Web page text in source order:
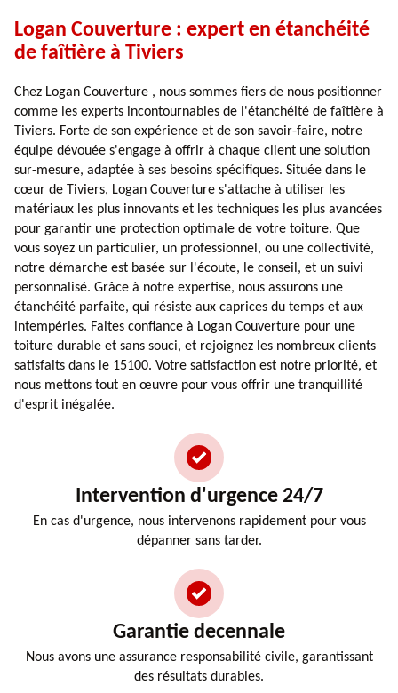
Logan Couverture : expert en étanchéité
de faîtière à Tiviers
Chez Logan Couverture , nous sommes fiers de nous positionner
comme les experts incontournables de l'étanchéité de faîtière à
Tiviers. Forte de son expérience et de son savoir-faire, notre
équipe dévouée s'engage à offrir à chaque client une solution
sur-mesure, adaptée à ses besoins spécifiques. Située dans le
cœur de Tiviers, Logan Couverture s'attache à utiliser les
matériaux les plus innovants et les techniques les plus avancées
pour garantir une protection optimale de votre toiture. Que
vous soyez un particulier, un professionnel, ou une collectivité,
notre démarche est basée sur l'écoute, le conseil, et un suivi
personnalisé. Grâce à notre expertise, nous assurons une
étanchéité parfaite, qui résiste aux caprices du temps et aux
intempéries. Faites confiance à Logan Couverture pour une
toiture durable et sans souci, et rejoignez les nombreux clients
satisfaits dans le 15100. Votre satisfaction est notre priorité, et
nous mettons tout en œuvre pour vous offrir une tranquillité
d'esprit inégalée.
Intervention d'urgence 24/7
En cas d'urgence, nous intervenons rapidement pour vous
dépanner sans tarder.
Garantie decennale
Nous avons une assurance responsabilité civile, garantissant
des résultats durables.